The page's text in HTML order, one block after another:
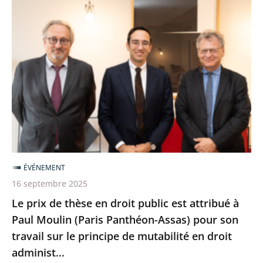
thèse
en
droit
public
est
attribué
à
Paul
Moulin
(Paris
Panthéon-
Assas)
pour
Le prix de thèse en droit public est attribué à
Paul Moulin (Paris Panthéon-Assas) pour son
travail sur le principe de mutabilité en droit
administ...
ÉVÉNEMENT
16 septembre 2025